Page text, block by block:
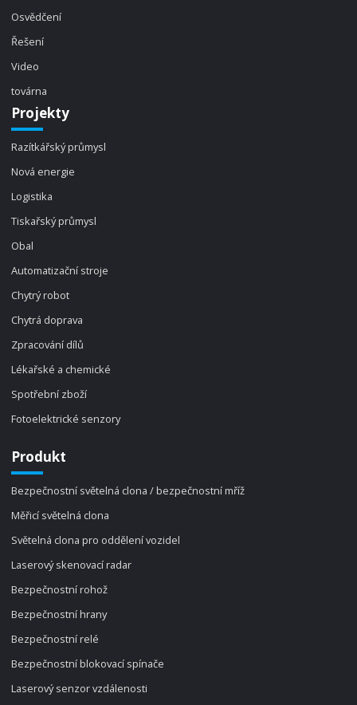
Osvědčení
Řešení
Video
továrna
Projekty
Razítkářský průmysl
Nová energie
Logistika
Tiskařský průmysl
Obal
Automatizační stroje
Chytrý robot
Chytrá doprava
Zpracování dílů
Lékařské a chemické
Spotřební zboží
Fotoelektrické senzory
Produkt
Bezpečnostní světelná clona / bezpečnostní mříž
Měřicí světelná clona
Světelná clona pro oddělení vozidel
Laserový skenovací radar
Bezpečnostní rohož
Bezpečnostní hrany
Bezpečnostní relé
Bezpečnostní blokovací spínače
Laserový senzor vzdálenosti